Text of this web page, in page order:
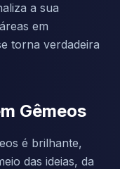
a sua
em
torna verdadeira
Gêmeos
é brilhante,
das ideias, da